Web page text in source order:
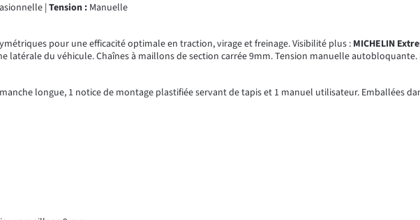
| Tension : Manuelle
pour une efficacité optimale en traction, virage et freinage. Visibilité plus : MICHELIN
latérale du véhicule. Chaînes à maillons de section carrée 9mm. Tension manuelle
longue, 1 notice de montage plastifiée servant de tapis et 1 manuel utilisateur. Emballées